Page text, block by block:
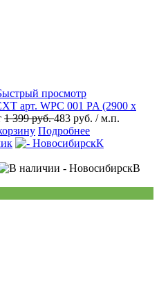
просмотр
арт. WPC 001 PA (2900 х
1 399 руб.483 руб. / м.п.
Подробнее
К
В